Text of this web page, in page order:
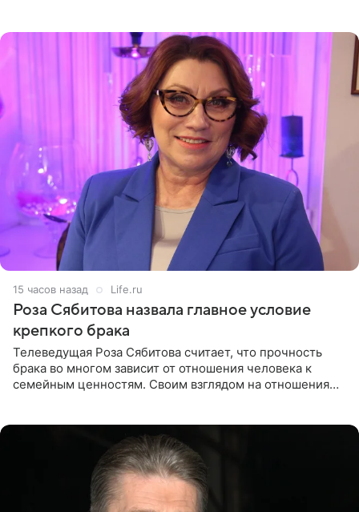
15 часов назад Life.ru
Роза Сябитова назвала главное условие
крепкого брака
Телеведущая Роза Сябитова считает, что прочность
брака во многом зависит от отношения человека к
семейным ценностям. Своим взглядом на отношения